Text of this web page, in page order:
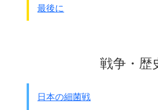
するべきもので
日露戦争の時は戦後回収し交換して
日露戦争で日本政府が発行した軍票
(注：当時は軍用切符といった)は1
最後に
戦争・歴
日本の細菌戦